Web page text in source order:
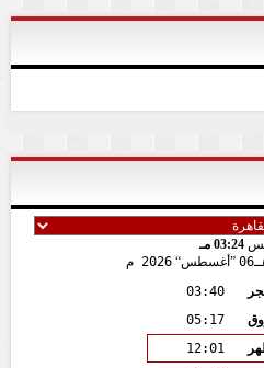
03:24 مـ
06 أغسطس 2026 م
03:40
05:17
12:01